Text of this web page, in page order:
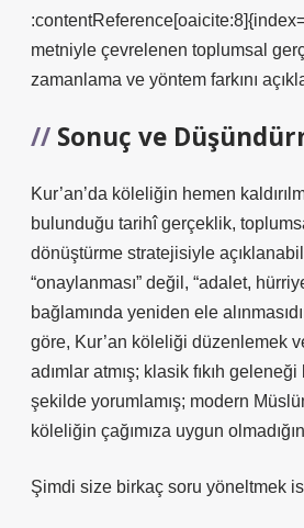
metniyle çevrelenen toplumsal
zamanlama ve yöntem farkını
Sonuç ve
Kur’an’da köleliğin hemen
bulunduğu tarihî gerçeklik,
dönüştürme stratejisiyle
“onaylanması” değil, “adalet,
bağlamında yeniden ele
göre, Kur’an köleliği düzenlemek
adımlar atmış; klasik fıkıh
şekilde yorumlamış; modern
köleliğin çağımıza uygun
Şimdi size birkaç soru yöneltmek